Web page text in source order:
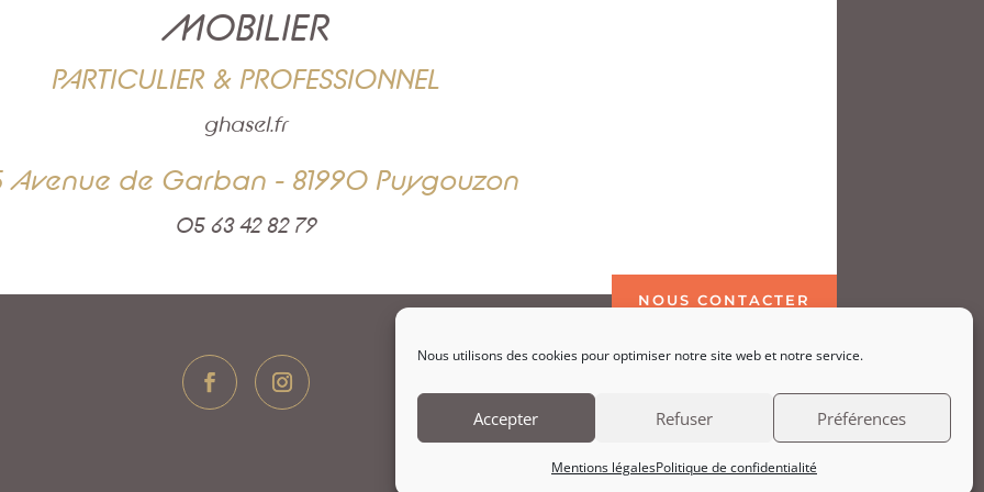
Nous utilisons des cookies pour optimiser notre site web et notre service.
Accepter Refuser Préférences
Mentions légalesPolitique de confidentialité
MOBILIER
PARTICULIER & PROFESSIONNEL
ghasel.fr
Avenue de Garban - 81990 Puygouzon
05 63 42 82 79
NOUS CONTACTER